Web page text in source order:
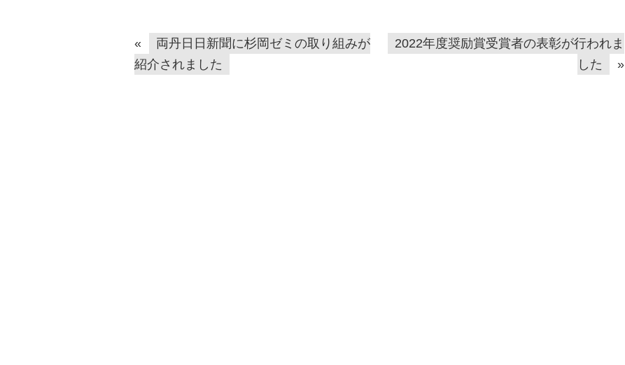
«
両丹日日新聞に杉岡ゼミの取り組みが
紹介されました
2022年度奨励賞受賞者の表彰が行われま
した
»